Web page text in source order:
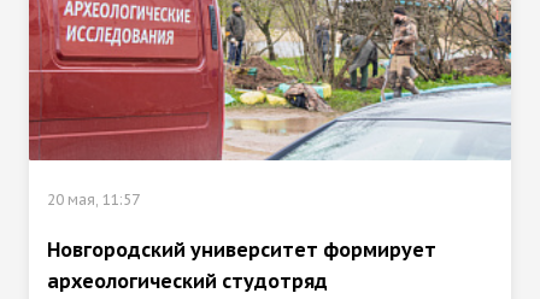
20 мая, 11:57
Новгородский университет формирует
археологический студотряд